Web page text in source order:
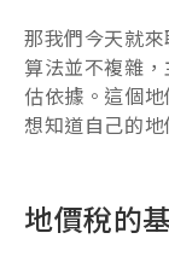
那我們今天就
算法並不複雜
估依據。這個
想知道自己的
地價稅的